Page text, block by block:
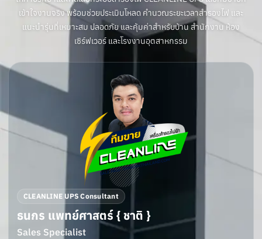
เข้าใจงานจริง พร้อมช่วยประเมินโหลด คำนวณระยะเวลาสำรองไฟ และ
แนะนำรุ่นที่เหมาะสม ปลอดภัย และคุ้มค่าสำหรับบ้าน สำนักงาน ห้อง
เซิร์ฟเวอร์ และโรงงานอุตสาหกรรม
CLEANLINE UPS Consultant
ธนกร แพทย์ศาสตร์ { ชาติ }
Sales Specialist